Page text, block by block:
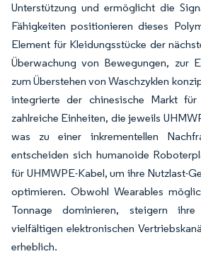
Unterstützung und ermöglicht die
Fähigkeiten positionieren dieses
Element für Kleidungsstücke der
Überwachung von Bewegungen, zur
zum Überstehen von Waschzyklen
integrierte der chinesische Markt
zahlreiche Einheiten, die jeweils
was zu einer inkrementellen
entscheiden sich humanoide
für UHMWPE-Kabel, um ihre Nutzlast-
optimieren. Obwohl Wearables
Tonnage dominieren, steigern
vielfältigen elektronischen
erheblich.